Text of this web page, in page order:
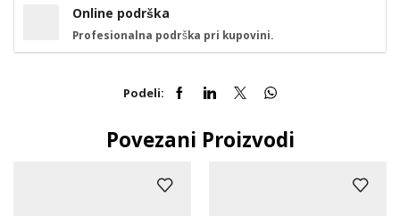
Online podrška
Profesionalna podrška pri kupovini.
Podeli:
Povezani Proizvodi